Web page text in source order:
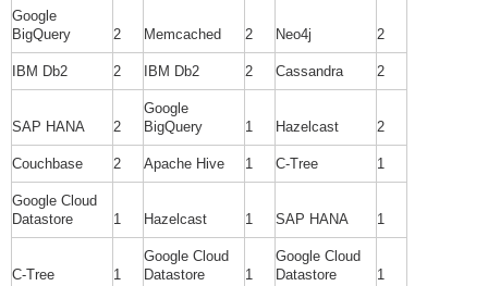
Google
BigQuery
2 Memcached 2 Neo4j 2
IBM Db2 2 IBM Db2 2 Cassandra 2
SAP HANA 2
Google
BigQuery
1 Hazelcast 2
Couchbase 2 Apache Hive 1 C-Tree 1
Google Cloud
Datastore
1 Hazelcast 1 SAP HANA 1
C-Tree 1
Google Cloud
Datastore
1
Google Cloud
Datastore
1